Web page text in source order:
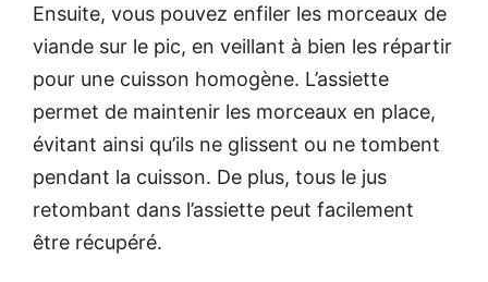
Ensuite, vous pouvez enfiler les morceaux de
viande sur le pic, en veillant à bien les répartir
pour une cuisson homogène. L’assiette
permet de maintenir les morceaux en place,
évitant ainsi qu’ils ne glissent ou ne tombent
pendant la cuisson. De plus, tous le jus
retombant dans l’assiette peut facilement
être récupéré.